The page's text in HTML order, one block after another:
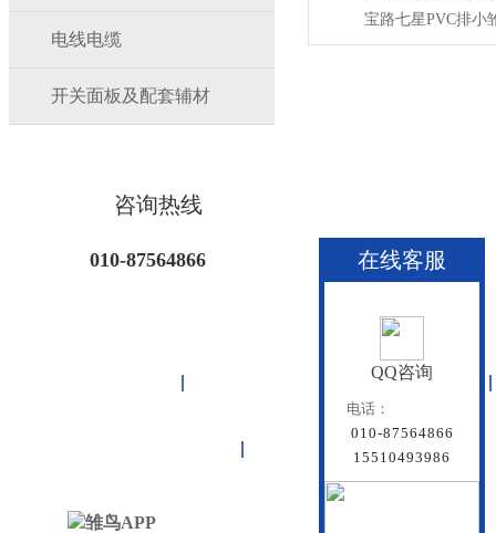
电线电缆
开关面板及配套辅材
咨询热线
010-87564866
联塑管道
在线客服
QQ咨询
电话：
010-87564866
15510493986